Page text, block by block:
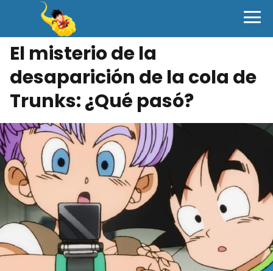
El misterio de la
desaparición de la cola de
Trunks: ¿Qué pasó?